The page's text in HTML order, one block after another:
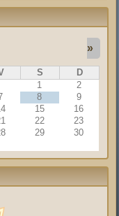
»
S
D
1
2
8
9
15
16
22
23
29
30